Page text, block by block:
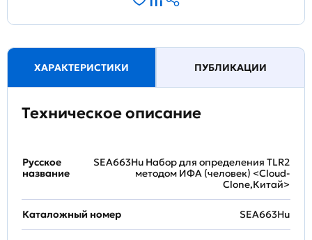
ХАРАКТЕРИСТИКИ ПУБЛИКАЦИИ
Техническое описание
Русское
название
SEA663Hu Набор для определения TLR2
методом ИФА (человек) <Cloud-
Clone,Китай>
Каталожный номер SEA663Hu